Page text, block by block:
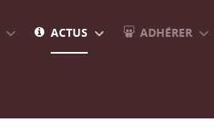
ACTUS ADHÉRER